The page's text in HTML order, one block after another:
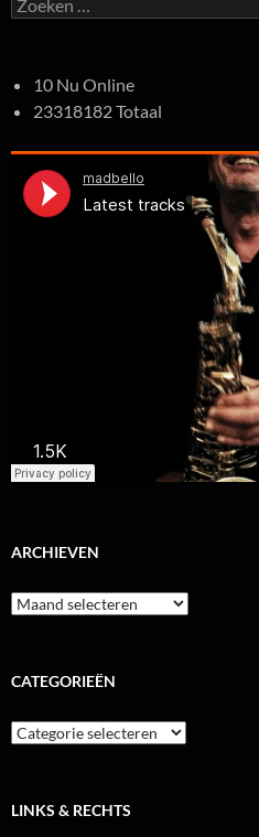
naar:
10 Nu Online
23318182 Totaal
ARCHIEVEN
Archieven
CATEGORIEËN
Categorieën
LINKS & RECHTS